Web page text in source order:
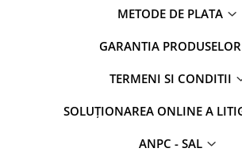
METODE DE PLATA
GARANTIA PRODUSELOR
TERMENI SI CONDITII
SOLUȚIONAREA ONLINE A
ANPC - SAL